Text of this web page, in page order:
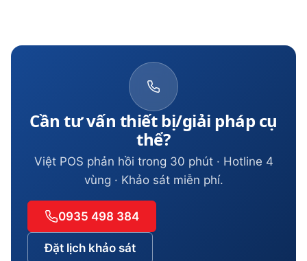
Cần tư vấn thiết bị/giải pháp cụ
thể?
Việt POS phản hồi trong 30 phút · Hotline 4
vùng · Khảo sát miễn phí.
0935 498 384
Đặt lịch khảo sát